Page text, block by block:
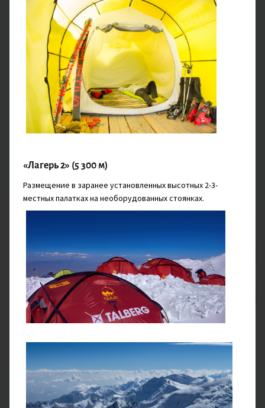
Утром вы покинете «Поляну эдельвейсов» и
направитесь в сторонулагеря «Солнечный»на высоте
4 400 м. Ненужные вещи можно будет оставить в камере
хранения. Если вы не готовы нести рюкзак
самостоятельно, за доплату ваши вещи перевезут на
лошадях.
Преодолевперевал Путешественников,вы выйдете на
плоский участок, прилегающий к моренному отвалу.
морене, на которой и находится лагерь. Заночуете в
5 ДЕНЬ
«Лагерь 2» (5 300 м)
Размещение в заранее установленных высотных 2-3-
местных палатках на необорудованных стоянках.